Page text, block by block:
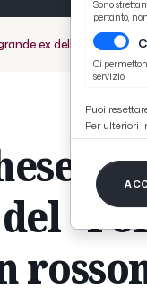
ex della sfida del
Sono
pertanto,
Ci
servizio.
Puoi
Per ulteriori